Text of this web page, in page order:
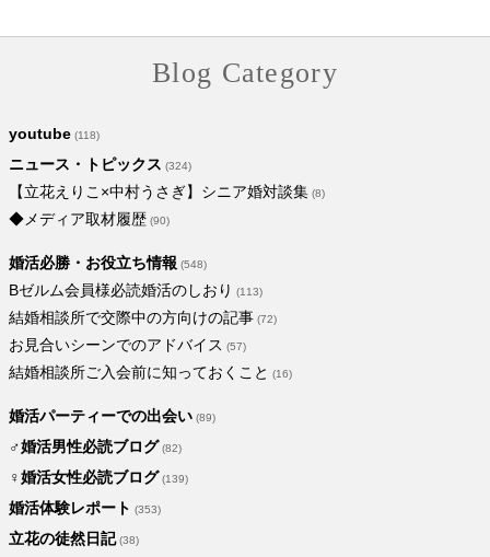
Blog Category
youtube (118)
ニュース・トピックス (324)
【立花えりこ×中村うさぎ】シニア婚対談集 (8)
◆メディア取材履歴 (90)
婚活必勝・お役立ち情報 (548)
Bゼルム会員様必読婚活のしおり (113)
結婚相談所で交際中の方向けの記事 (72)
お見合いシーンでのアドバイス (57)
結婚相談所ご入会前に知っておくこと (16)
婚活パーティーでの出会い (89)
♂婚活男性必読ブログ (82)
♀婚活女性必読ブログ (139)
婚活体験レポート (353)
立花の徒然日記(38)